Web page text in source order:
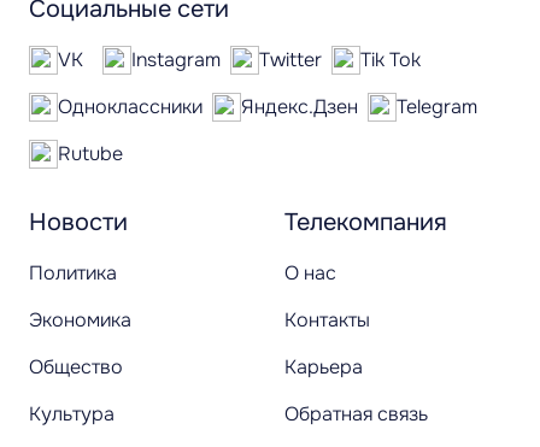
Новости
Политика
Экономика
Общество
Культура
Телекомпания
О нас
Контакты
Карьера
Обратная связь
Социальные сети
VK Instagram Twitter
Tik Tok
Одноклассники
Яндекс.Дзен
Telegram
Rutube